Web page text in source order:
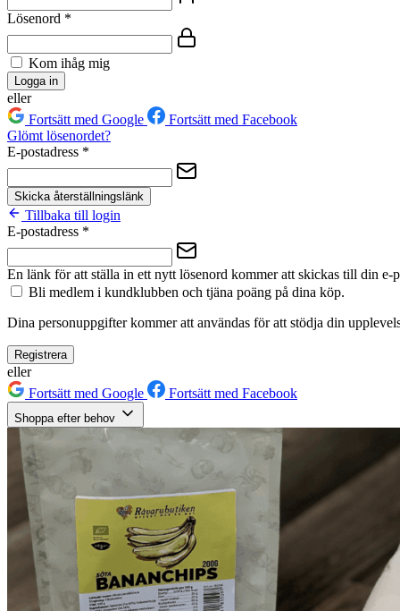
Lösenord *
Kom ihåg mig
Logga in
eller
Fortsätt med Google
Fortsätt med Facebook
Glömt lösenordet?
E-postadress *
Skicka återställningslänk
Tillbaka till login
E-postadress *
En länk för att ställa in ett nytt lösenord kommer att skickas till din e-
Bli medlem i kundklubben och tjäna poäng på dina köp.
Dina personuppgifter kommer att användas för att stödja din
Registrera
eller
Fortsätt med Google
Fortsätt med Facebook
Shoppa efter behov